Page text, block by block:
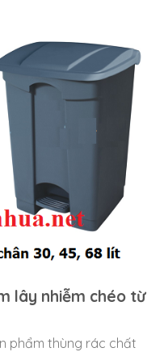
lây nhiễm chéo từ
phẩm thùng rác chất